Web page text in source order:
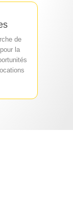
de
la